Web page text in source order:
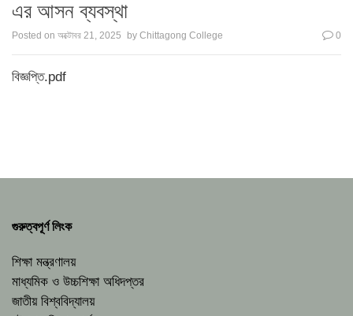
এর আসন ব্যবস্থা
Posted on অক্টোবর 21, 2025 by Chittagong College 0
বিজ্ঞপ্তি.pdf
গুরুত্বপূর্ণ লিংক
শিক্ষা মন্ত্রণালয়
মাধ্যমিক ও উচ্চশিক্ষা অধিদপ্তর
জাতীয় বিশ্ববিদ্যালয়